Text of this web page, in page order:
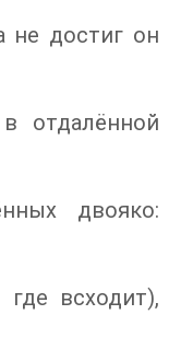
не достиг он
отдалённой
двояко:
всходит),